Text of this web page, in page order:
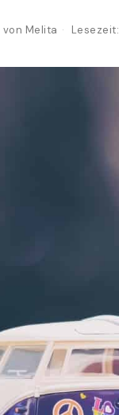
von Melita